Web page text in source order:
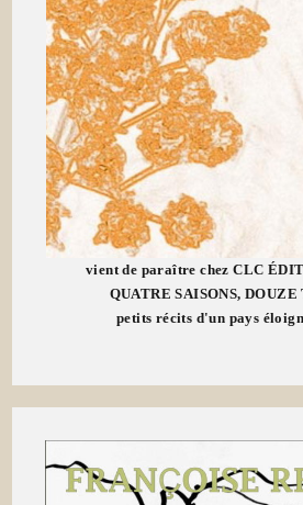
vient de paraître chez CLC
QUATRE SAISONS,
petits récits d'un pays